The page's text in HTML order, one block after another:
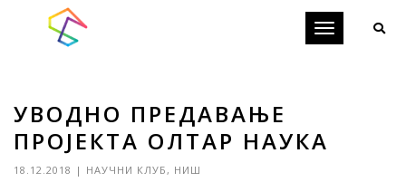
Toggle
УВОДНО ПРЕДАВАЊЕ
ПРОЈЕКТА ОЛТАР НАУКА
18.12.2018 | НАУЧНИ КЛУБ, НИШ